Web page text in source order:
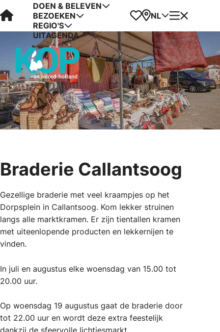
Visit Kop van Holland
DOEN & BELEVEN
BEZOEKEN
REGIO'S
UITAGENDA
Favorieten
Kaart
NL Menu
Braderie Callantsoog
Gezellige braderie met veel kraampjes op het
Dorpsplein in Callantsoog. Kom lekker struinen
langs alle marktkramen. Er zijn tientallen kramen
met uiteenlopende producten en lekkernijen te
vinden.
In juli en augustus elke woensdag van 15.00 tot
20.00 uur.
Op woensdag 19 augustus gaat de braderie door
tot 22.00 uur en wordt deze extra feestelijk